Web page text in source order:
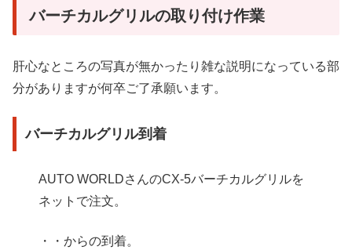
バーチカルグリルの取り付け作業
肝心なところの写真が無かったり雑な説明になっている部
分がありますが何卒ご了承願います。
バーチカルグリル到着
AUTO WORLDさんのCX-5バーチカルグリルを
ネットで注文。
・・からの到着。